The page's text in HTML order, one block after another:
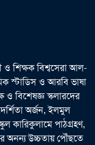
ও শিক্ষক বিশ্বসেরা আল-
স্টাডিস ও আরবি ভাষা
ও বিশেষজ্ঞ স্কলারদের
অর্জন, ইলমুল
কারিকুলামে পাঠগ্রহণ,
অনন্য উচ্চতায় পৌঁছতে